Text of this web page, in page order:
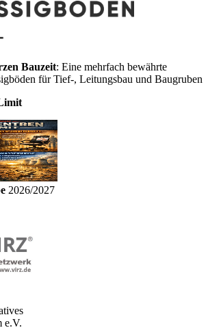
Bauzeit: Eine mehrfach bewährte
für Tief-, Leitungsbau und Baugruben
2026/2027
e.V.